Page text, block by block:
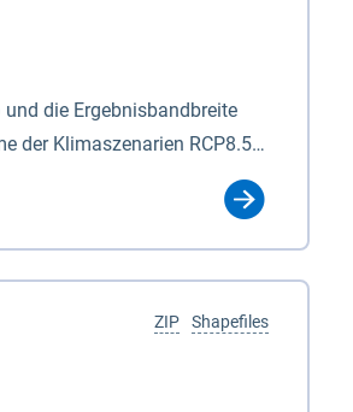
die Ergebnisbandbreite
der Klimaszenarien RCP8.5
Winterhalbjahr
mit Klassenname und
Shapefiles
ZIP